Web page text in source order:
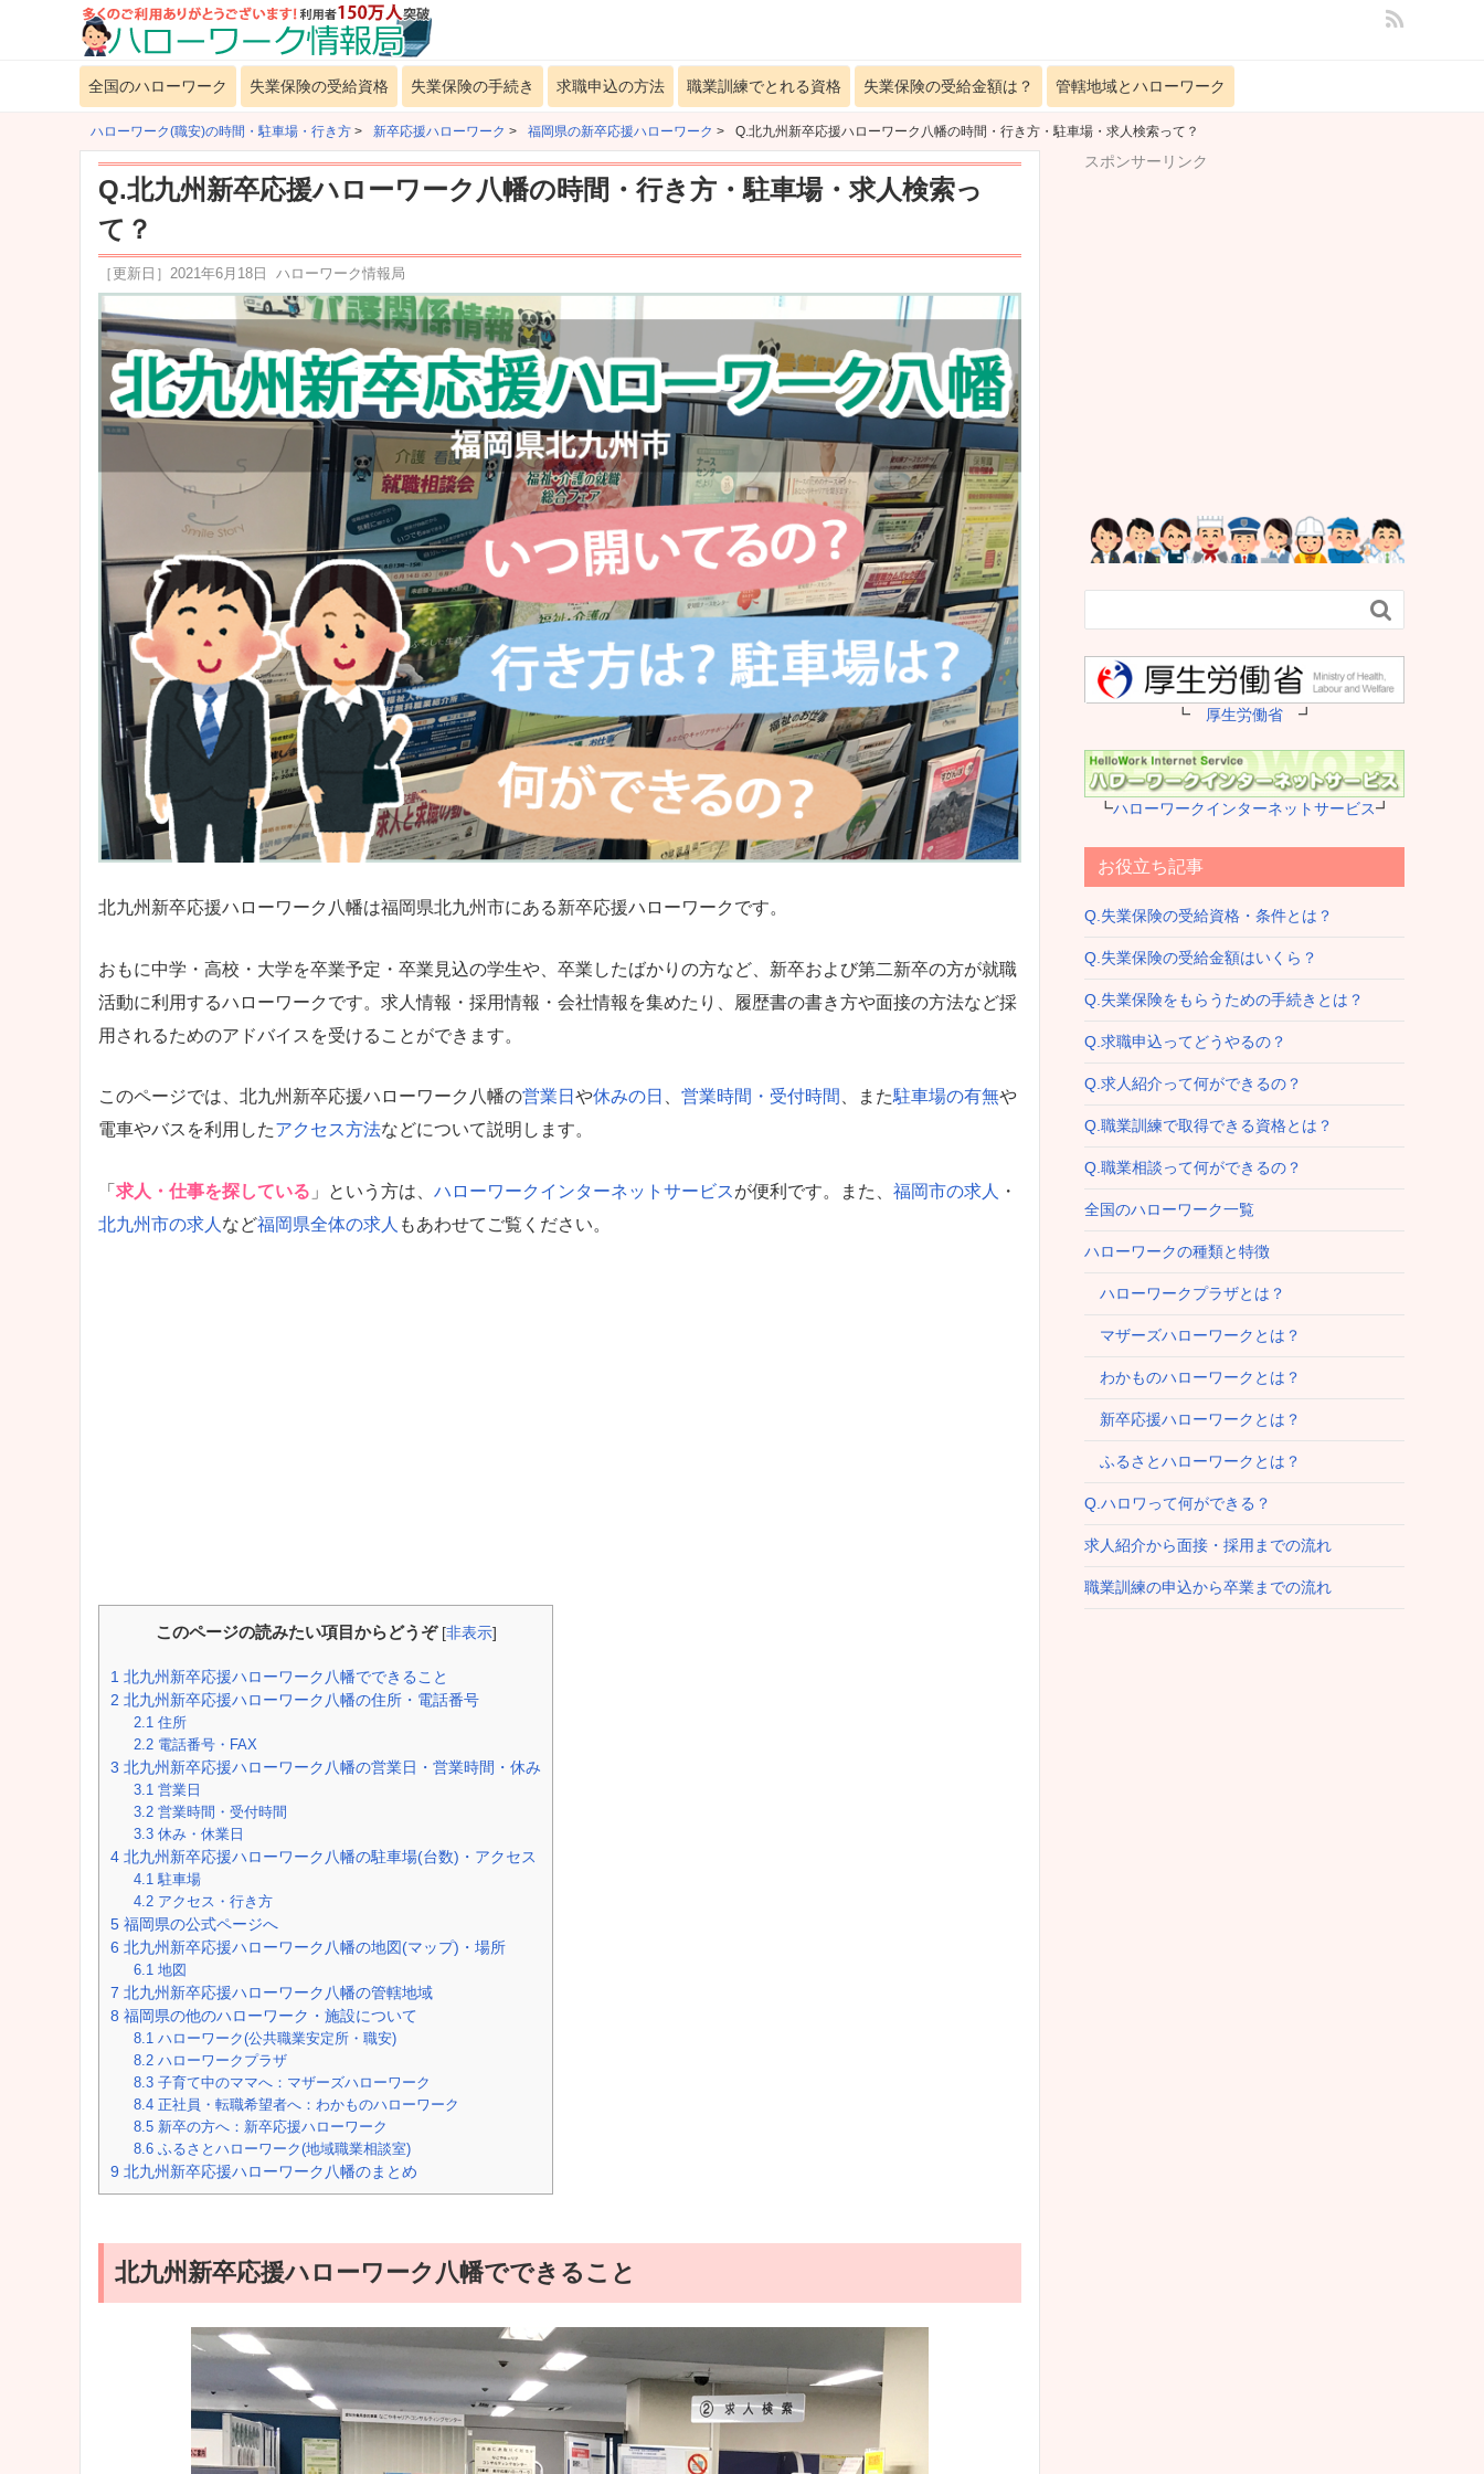
全国のハローワーク 失業保険の受給資格 失業保険の手続き 求職申込の方法 職業訓練でとれる資格 失業保険の受給金額は？ 管轄地域とハローワーク
ハローワーク(職安)の時間・駐車場・行き方 > 新卒応援ハローワーク > 福岡県の新卒応援ハローワーク > Q.北九州新卒応援ハローワーク八幡の時間・行き方・駐車場・求人検索って？
Q.北九州新卒応援ハローワーク八幡の時間・行き方・駐車場・求人検索っ
て？
［更新日］ 2021年6月18日 ハローワーク情報局
北九州新卒応援ハローワーク八幡は福岡県北九州市にある新卒応援ハローワークです。
おもに中学・高校・大学を卒業予定・卒業見込の学生や、卒業したばかりの方など、新卒および第二新卒の方が就職
活動に利用するハローワークです。求人情報・採用情報・会社情報を集めたり、履歴書の書き方や面接の方法など採
用されるためのアドバイスを受けることができます。
このページでは、北九州新卒応援ハローワーク八幡の営業日 や休みの日 営業時間・受付時間 、また駐車場の有無や
電車やバスを利用したアクセス方法などについて説明します。
「 求人・仕事を探している 」という方は、 ハローワークインターネットサービスが便利です。また、 福岡市の求人
・
北九州市の求人 など福岡県全体の求人 もあわせてご覧ください。
このページの読みたい項目からどうぞ [非表示]
1 北九州新卒応援ハローワーク八幡でできること
2 北九州新卒応援ハローワーク八幡の住所・電話番号
2.1 住所
2.2 電話番号・FAX
3 北九州新卒応援ハローワーク八幡の営業日・営業時間・休み
3.1 営業日
3.2 営業時間・受付時間
3.3 休み・休業日
4 北九州新卒応援ハローワーク八幡の駐車場(台数)・アクセス
4.1 駐車場
4.2 アクセス・行き方
5 福岡県の公式ページへ
6 北九州新卒応援ハローワーク八幡の地図(マップ)・場所
6.1 地図
7 北九州新卒応援ハローワーク八幡の管轄地域
8 福岡県の他のハローワーク・施設について
8.1 ハローワーク(公共職業安定所・職安)
8.2 ハローワークプラザ
8.3 子育て中のママへ：マザーズハローワーク
8.4 正社員・転職希望者へ：わかものハローワーク
8.5 新卒の方へ：新卒応援ハローワーク
8.6 ふるさとハローワーク(地域職業相談室)
9 北九州新卒応援ハローワーク八幡のまとめ
北九州新卒応援ハローワーク八幡でできること
スポンサーリンク

┗ 厚生労働省 ┛
┗ハローワークインターネットサービス┛
お役立ち記事
Q.失業保険の受給資格・条件とは？
Q.失業保険の受給金額はいくら？
Q.失業保険をもらうための手続きとは？
Q.求職申込ってどうやるの？
Q.求人紹介って何ができるの？
Q.職業訓練で取得できる資格とは？
Q.職業相談って何ができるの？
全国のハローワーク一覧
ハローワークの種類と特徴
ハローワークプラザとは？
マザーズハローワークとは？
わかものハローワークとは？
新卒応援ハローワークとは？
ふるさとハローワークとは？
Q.ハロワって何ができる？
求人紹介から面接・採用までの流れ
職業訓練の申込から卒業までの流れ